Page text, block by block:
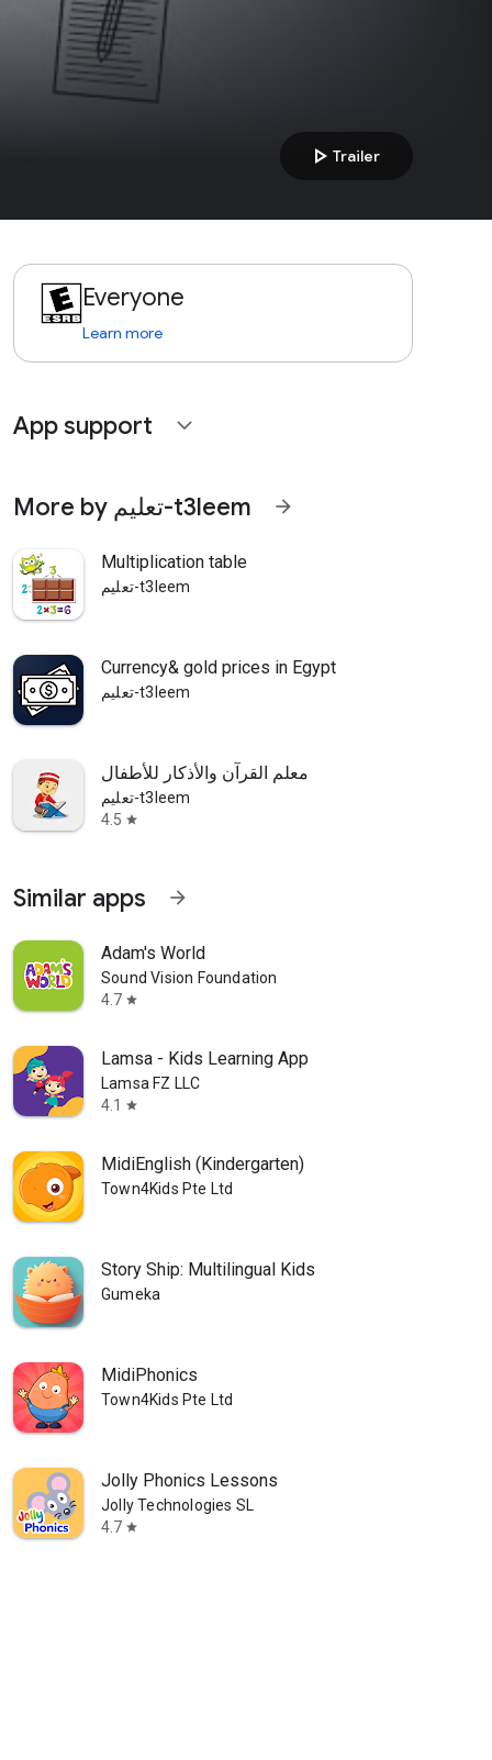
play_arrow Trailer
Everyone
Learn more
App support expand_more
More by تعليم-t3leem arrow_forward
Multiplication table
تعليم-t3leem
Currency& gold prices in Egypt
تعليم-t3leem
معلم القرآن والأذكار للأطفال
تعليم-t3leem
4.5 star
Similar apps arrow_forward
Adam's World
Sound Vision Foundation
4.7 star
Lamsa - Kids Learning App
Lamsa FZ LLC
4.1
star
MidiEnglish (Kindergarten)
Town4Kids Pte Ltd
Story Ship: Multilingual Kids
Gumeka
MidiPhonics
Town4Kids Pte Ltd
Jolly Phonics Lessons
Jolly Technologies SL
4.7 star